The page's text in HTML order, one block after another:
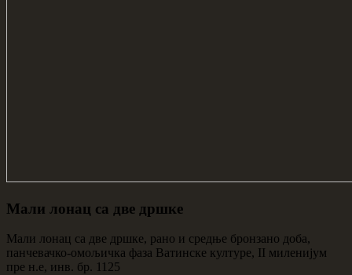
Мали лонац са две дршке
Мали лонац са две дршке, рано и средње бронзано доба,
панчевачко-омољичка фаза Ватинске културе, II миленијум
пре н.е, инв. бр. 1125